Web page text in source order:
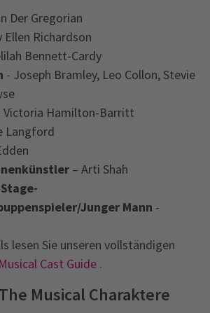
Der Gregorian
Ellen Richardson
Bennett-Cardy
- Joseph Bramley, Leo Collon, Stevie
Victoria Hamilton-Barritt
Langford
– Arti Shah
Junger Mann -
lesen Sie unseren vollständigen
Cast Guide .
Musical Charaktere